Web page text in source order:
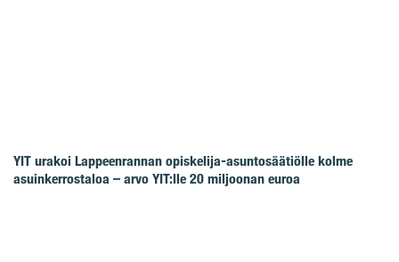
YIT urakoi Lappeenrannan opiskelija-asuntosäätiölle kolme
asuinkerrostaloa – arvo YIT:lle 20 miljoonan euroa